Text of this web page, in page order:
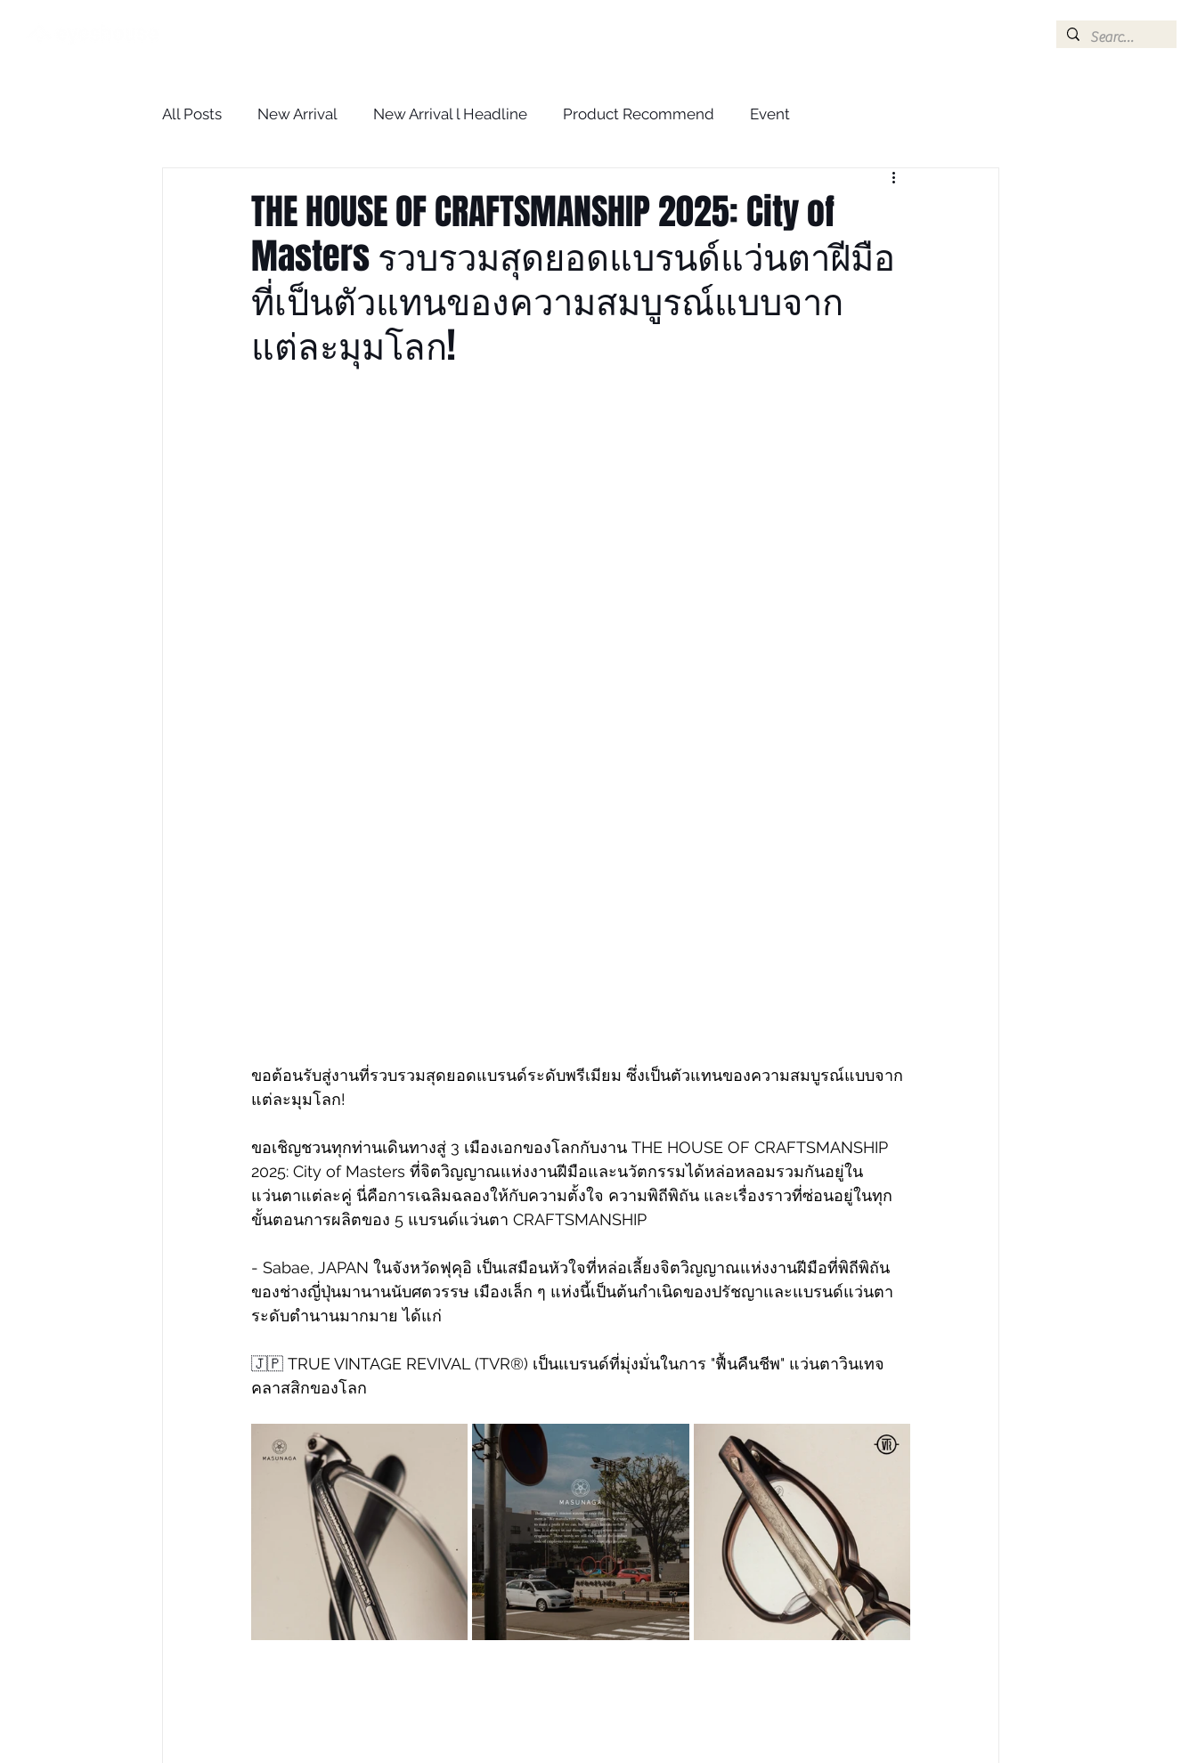
All Posts New Arrival New Arrival l Headline Product Recommend Event
Optometrist
THE HOUSE OF CRAFTSMANSHIP 2025: City of
Masters รวบรวมสุดยอดแบรนด์แว่นตาฝีมือ
ที่เป็นตัวแทนของความสมบูรณ์แบบจาก
แต่ละมุมโลก!
ขอต้อนรับสู่งานที่รวบรวมสุดยอดแบรนด์ระดับพรีเมียม ซึ่งเป็นตัวแทนของความสมบูรณ์แบบจาก
แต่ละมุมโลก!
ขอเชิญชวนทุกท่านเดินทางสู่ 3 เมืองเอกของโลกกับงาน THE HOUSE OF CRAFTSMANSHIP
2025: City of Masters ที่จิตวิญญาณแห่งงานฝีมือและนวัตกรรมได้หล่อหลอมรวมกันอยู่ใน
แว่นตาแต่ละคู่ นี่คือการเฉลิมฉลองให้กับความตั้งใจ ความพิถีพิถัน และเรื่องราวที่ซ่อนอยู่ในทุก
ขั้นตอนการผลิตของ 5 แบรนด์แว่นตา CRAFTSMANSHIP
- Sabae, JAPAN ในจังหวัดฟุคุอิ เป็นเสมือนหัวใจที่หล่อเลี้ยงจิตวิญญาณแห่งงานฝีมือที่พิถีพิถัน
ของช่างญี่ปุ่นมานานนับศตวรรษ เมืองเล็ก ๆ แห่งนี้เป็นต้นกำเนิดของปรัชญาและแบรนด์แว่นตา
ระดับตำนานมากมาย ได้แก่
🇯🇵 TRUE VINTAGE REVIVAL (TVR®) เป็นแบรนด์ที่มุ่งมั่นในการ "ฟื้นคืนชีพ" แว่นตาวินเทจ
คลาสสิกของโลก